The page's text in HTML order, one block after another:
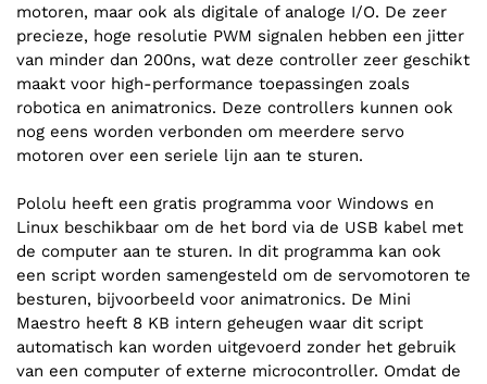
motoren, maar ook als digitale of analoge I/O. De zeer
precieze, hoge resolutie PWM signalen hebben een jitter
van minder dan 200ns, wat deze controller zeer geschikt
maakt voor high-performance toepassingen zoals
robotica en animatronics. Deze controllers kunnen ook
nog eens worden verbonden om meerdere servo
motoren over een seriele lijn aan te sturen.
Pololu heeft een gratis programma voor Windows en
Linux beschikbaar om de het bord via de USB kabel met
de computer aan te sturen. In dit programma kan ook
een script worden samengesteld om de servomotoren te
besturen, bijvoorbeeld voor animatronics. De Mini
Maestro heeft 8 KB intern geheugen waar dit script
automatisch kan worden uitgevoerd zonder het gebruik
van een computer of externe microcontroller. Omdat de